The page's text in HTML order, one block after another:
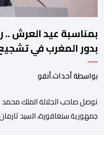
بمناسبة عيد العرش
بدور المغرب في تشجيع
بواسطة أحداث.أنفو
توصل صاحب الجلالة الملك
جمهورية سنغافورة، السيد